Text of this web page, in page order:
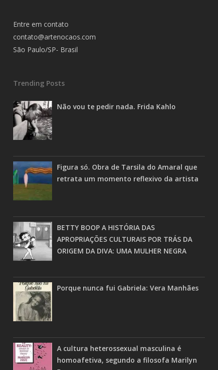
Entre em contato
contato@artenocaos.com
São Paulo/SP- Brasil
Trending Posts
Não vou te pedir nada. Frida Kahlo
Figura só. Obra de Tarsila do Amaral que
retrata um momento reflexivo da artista
BETTY BOOP A HISTÓRIA DAS
APROPRIAÇÕES CULTURAIS POR TRÁS DA
ORIGEM DA DIVA: UMA MULHER NEGRA
Porque nunca fui Gabriela: Vera Manhães
A cultura heterossexual masculina é
homoafetiva, segundo a filosofa Marilyn